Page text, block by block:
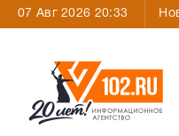
07 Авг 2026 20:33